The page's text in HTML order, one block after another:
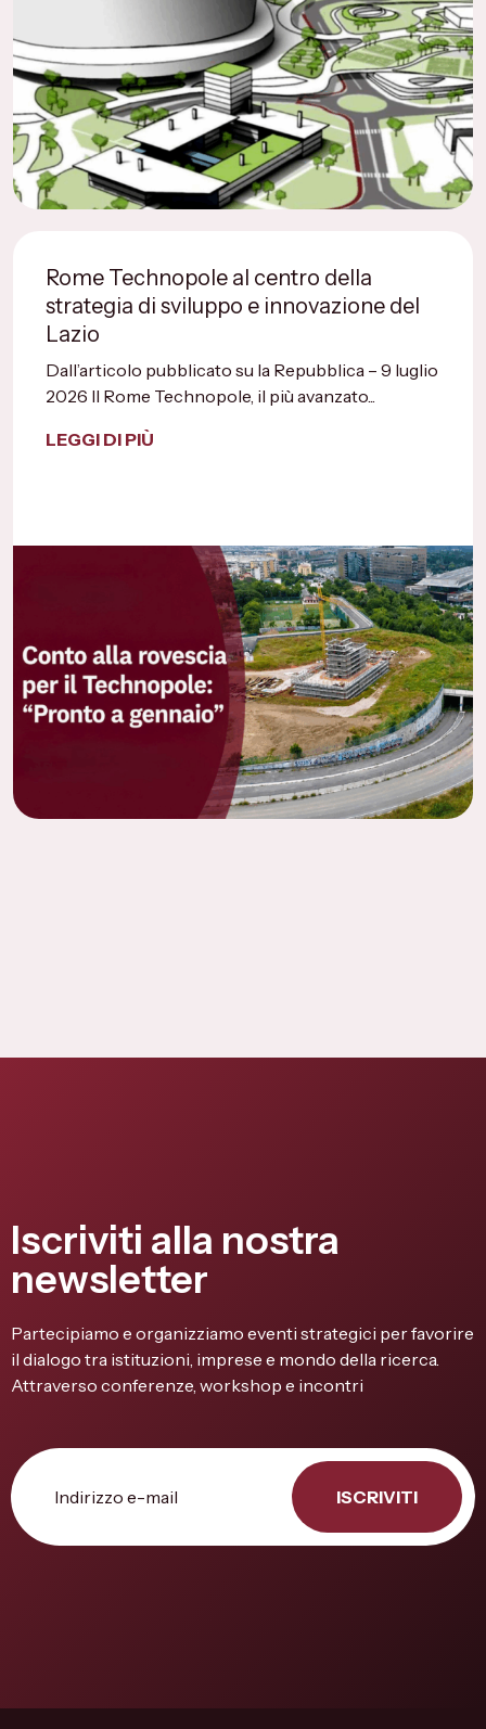
Rome Technopole al centro della
strategia di sviluppo e innovazione del
Lazio
Dall’articolo pubblicato su la Repubblica – 9 luglio
2026 Il Rome Technopole, il più avanzato...
LEGGI DI PIÙ
Iscriviti alla nostra
newsletter
Partecipiamo e organizziamo eventi strategici per favorire
il dialogo tra istituzioni, imprese e mondo della ricerca.
Attraverso conferenze, workshop e incontri
ISCRIVITI